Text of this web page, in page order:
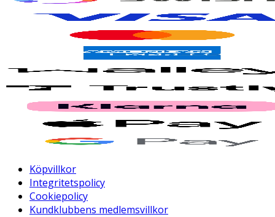
Köpvillkor
Integritetspolicy
Cookiepolicy
Kundklubbens medlemsvillkor